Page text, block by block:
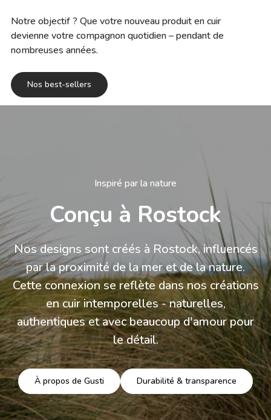
Notre objectif ? Que votre nouveau produit en cuir
devienne votre compagnon quotidien – pendant de
nombreuses années.
Nos best-sellers
Inspiré par la nature
Conçu à Rostock
Nos designs sont créés à Rostock, influencés
par la proximité de la mer et de la nature.
Cette connexion se reflète dans nos créations
en cuir intemporelles - naturelles,
authentiques et avec beaucoup d'amour pour
le détail.
À propos de Gusti Durabilité & transparence